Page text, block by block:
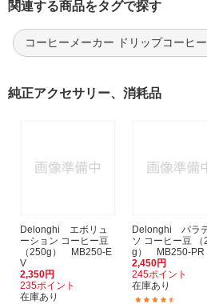
関連する商品をタグで探す
コーヒーメーカー ドリップコーヒー
純正アクセサリー、消耗品
Delonghi エボリュ
ーション コーヒー豆
（250g） MB250-E
V
2,350円
235ポイント
在庫あり
Delonghi パラ
ソ コーヒー豆 （
g） MB250-PR
2,450円
245ポイント
在庫あり